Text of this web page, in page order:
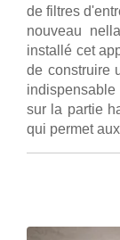
de filtres
nouveau
installé cet
de construire
sur la partie
qui permet